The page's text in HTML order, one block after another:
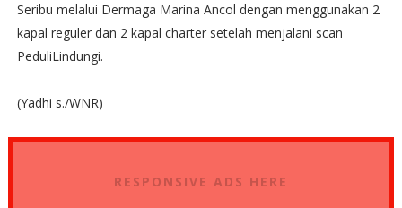
Seribu melalui Dermaga Marina Ancol dengan menggunakan 2
kapal reguler dan 2 kapal charter setelah menjalani scan
PeduliLindungi.
(Yadhi s./WNR)
RESPONSIVE ADS HERE